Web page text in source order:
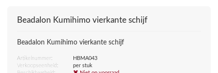
Beadalon Kumihimo vierkante schijf
Beadalon Kumihimo vierkante schijf
Artikelnummer:
HBMA043
Verkoopseenheid:
per stuk